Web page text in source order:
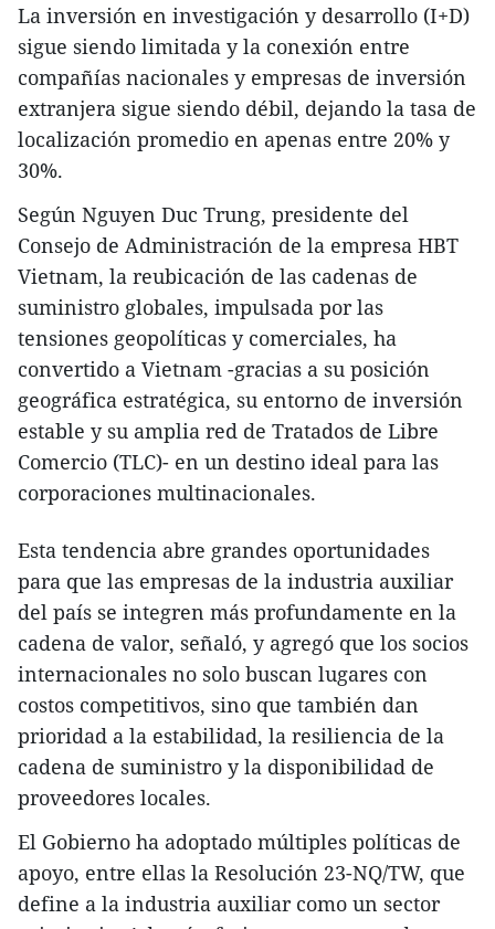
La inversión en investigación y desarrollo (I+D)
sigue siendo limitada y la conexión entre
compañías nacionales y empresas de inversión
extranjera sigue siendo débil, dejando la tasa de
localización promedio en apenas entre 20% y
30%.
Según Nguyen Duc Trung, presidente del
Consejo de Administración de la empresa HBT
Vietnam, la reubicación de las cadenas de
suministro globales, impulsada por las
tensiones geopolíticas y comerciales, ha
convertido a Vietnam -gracias a su posición
geográfica estratégica, su entorno de inversión
estable y su amplia red de Tratados de Libre
Comercio (TLC)- en un destino ideal para las
corporaciones multinacionales.
Esta tendencia abre grandes oportunidades
para que las empresas de la industria auxiliar
del país se integren más profundamente en la
cadena de valor, señaló, y agregó que los socios
internacionales no solo buscan lugares con
costos competitivos, sino que también dan
prioridad a la estabilidad, la resiliencia de la
cadena de suministro y la disponibilidad de
proveedores locales.
El Gobierno ha adoptado múltiples políticas de
apoyo, entre ellas la Resolución 23-NQ/TW, que
define a la industria auxiliar como un sector